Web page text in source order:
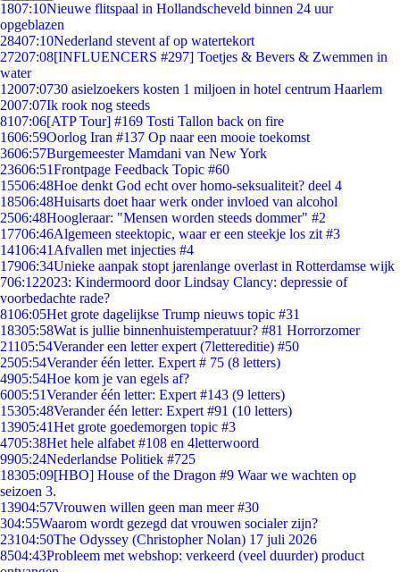
1807:10Nieuwe flitspaal in Hollandscheveld binnen 24 uur
opgeblazen
28407:10Nederland stevent af op watertekort
27207:08[INFLUENCERS #297] Toetjes & Bevers & Zwemmen in
water
12007:0730 asielzoekers kosten 1 miljoen in hotel centrum Haarlem
2007:07Ik rook nog steeds
8107:06[ATP Tour] #169 Tosti Tallon back on fire
1606:59Oorlog Iran #137 Op naar een mooie toekomst
3606:57Burgemeester Mamdani van New York
23606:51Frontpage Feedback Topic #60
15506:48Hoe denkt God echt over homo-seksualiteit? deel 4
18506:48Huisarts doet haar werk onder invloed van alcohol
2506:48Hoogleraar: "Mensen worden steeds dommer" #2
17706:46Algemeen steektopic, waar er een steekje los zit #3
14106:41 Afvallen met injecties #4
17906:34Unieke aanpak stopt jarenlange overlast in Rotterdamse wijk
706:122023: Kindermoord door Lindsay Clancy: depressie of
voorbedachte rade?
8106:05Het grote dagelijkse Trump nieuws topic #31
18305:58Wat is jullie binnenhuistemperatuur? #81 Horrorzomer
21105:54Verander een letter expert (7lettereditie) #50
2505:54Verander één letter. Expert # 75 (8 letters)
4905:54Hoe kom je van egels af?
6005:51Verander één letter: Expert #143 (9 letters)
15305:48Verander één letter: Expert #91 (10 letters)
13905:41Het grote goedemorgen topic #3
4705:38Het hele alfabet #108 en 4letterwoord
9905:24Nederlandse Politiek #725
18305:09[HBO] House of the Dragon #9 Waar we wachten op
seizoen 3.
13904:57Vrouwen willen geen man meer #30
304:55Waarom wordt gezegd dat vrouwen socialer zijn?
23104:50The Odyssey (Christopher Nolan) 17 juli 2026
8504:43Probleem met webshop: verkeerd (veel duurder) product